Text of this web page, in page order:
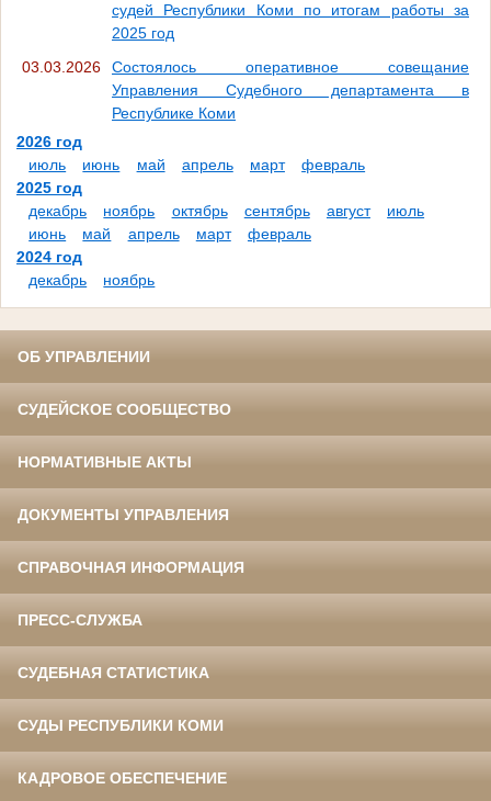
судей Республики Коми по итогам работы за
2025 год
03.03.2026
Состоялось оперативное совещание
Управления Судебного департамента в
Республике Коми
2026 год
июль
июнь май апрель март
февраль
2025 год
декабрь
ноябрь октябрь сентябрь август
июль
июнь
май апрель март
февраль
2024 год
декабрь
ноябрь
ОБ УПРАВЛЕНИИ
СУДЕЙСКОЕ СООБЩЕСТВО
НОРМАТИВНЫЕ АКТЫ
ДОКУМЕНТЫ УПРАВЛЕНИЯ
СПРАВОЧНАЯ ИНФОРМАЦИЯ
ПРЕСС-СЛУЖБА
СУДЕБНАЯ СТАТИСТИКА
СУДЫ РЕСПУБЛИКИ КОМИ
КАДРОВОЕ ОБЕСПЕЧЕНИЕ